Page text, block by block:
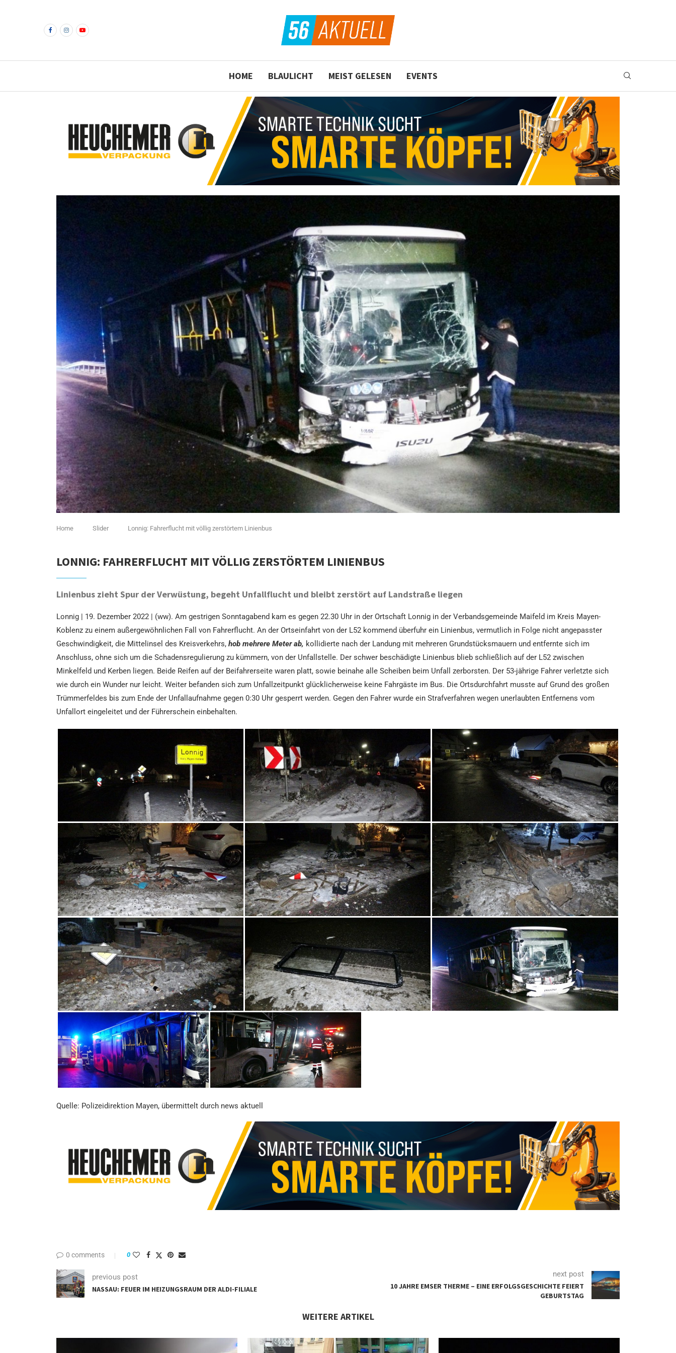
HOME BLAULICHT MEIST GELESEN EVENTS
Home Slider Lonnig: Fahrerflucht mit völlig zerstörtem Linienbus
LONNIG: FAHRERFLUCHT MIT VÖLLIG ZERSTÖRTEM LINIENBUS
Linienbus zieht Spur der Verwüstung, begeht Unfallflucht und bleibt zerstört auf Landstraße liegen
Lonnig | 19. Dezember 2022 | (ww). Am gestrigen Sonntagabend kam es gegen 22.30 Uhr in der Ortschaft Lonnig in der Verbandsgemeinde Maifeld im Kreis Mayen-
Koblenz zu einem außergewöhnlichen Fall von Fahrerflucht. An der Ortseinfahrt von der L52 kommend überfuhr ein Linienbus, vermutlich in Folge nicht angepasster
Geschwindigkeit, die Mittelinsel des Kreisverkehrs, hob mehrere Meter ab, kollidierte nach der Landung mit mehreren Grundstücksmauern und entfernte sich im
Anschluss, ohne sich um die Schadensregulierung zu kümmern, von der Unfallstelle. Der schwer beschädigte Linienbus blieb schließlich auf der L52 zwischen
Minkelfeld und Kerben liegen. Beide Reifen auf der Beifahrerseite waren platt, sowie beinahe alle Scheiben beim Unfall zerborsten. Der 53-jährige Fahrer verletzte sich
wie durch ein Wunder nur leicht. Weiter befanden sich zum Unfallzeitpunkt glücklicherweise keine Fahrgäste im Bus. Die Ortsdurchfahrt musste auf Grund des großen
Trümmerfeldes bis zum Ende der Unfallaufnahme gegen 0:30 Uhr gesperrt werden. Gegen den Fahrer wurde ein Strafverfahren wegen unerlaubten Entfernens vom
Unfallort eingeleitet und der Führerschein einbehalten.
Quelle: Polizeidirektion Mayen, übermittelt durch news aktuell
0 comments 0
previous post
NASSAU: FEUER IM HEIZUNGSRAUM DER ALDI-FILIALE
next post
10 JAHRE EMSER THERME – EINE ERFOLGSGESCHICHTE FEIERT
GEBURTSTAG
WEITERE ARTIKEL